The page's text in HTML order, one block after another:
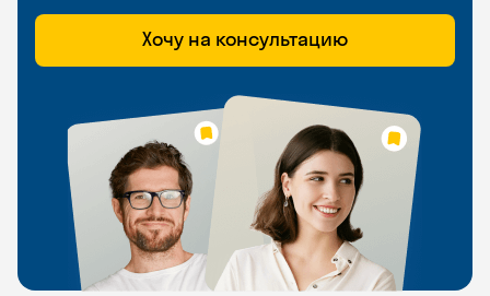
Хочу на консультацию